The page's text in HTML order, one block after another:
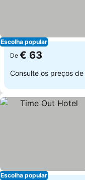
Escolha popular
De € 63
Consulte os preços de
Escolha popular